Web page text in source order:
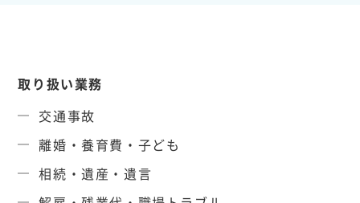
取り扱い業務
交通事故
離婚・養育費・子ども
相続・遺産・遺言